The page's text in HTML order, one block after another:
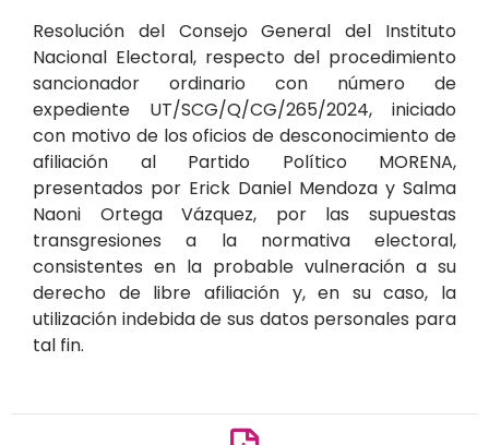
Resolución del Consejo General del Instituto
Nacional Electoral, respecto del procedimiento
sancionador ordinario con número de
expediente UT/SCG/Q/CG/265/2024, iniciado
con motivo de los oficios de desconocimiento de
afiliación al Partido Político MORENA,
presentados por Erick Daniel Mendoza y Salma
Naoni Ortega Vázquez, por las supuestas
transgresiones a la normativa electoral,
consistentes en la probable vulneración a su
derecho de libre afiliación y, en su caso, la
utilización indebida de sus datos personales para
tal fin.